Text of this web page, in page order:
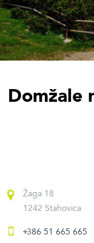
Domžale
Žaga 18
1242 Stahovica
386 51 665 665